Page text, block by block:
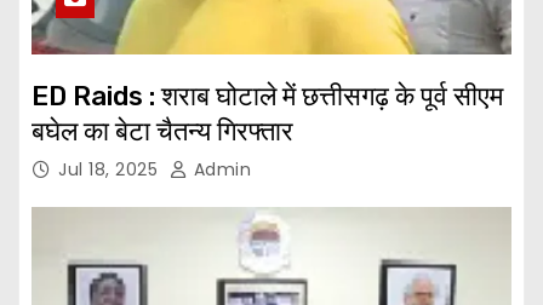
ED Raids : शराब घोटाले में छत्तीसगढ़ के पूर्व सीएम
बघेल का बेटा चैतन्य गिरफ्तार
Jul 18, 2025 Admin